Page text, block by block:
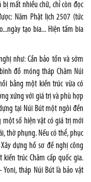
mất nhiều chữ, chỉ còn đọc
Năm Phật lịch 2507 (tức
tạo bia... Hiện tấm bia
như: Cần bảo tồn và sớm
đồ móng tháp Chăm Núi
bằng một kiến trúc vừa có
xứng với giá trị và phù hợp
tại Núi Bút một ngôi đền
một số hiện vật có giá trị mới
thờ phụng. Nếu có thể, phục
dựng hồ sơ đề nghị công
trúc Chăm cấp quốc gia.
tháp Núi Bút là bảo vật